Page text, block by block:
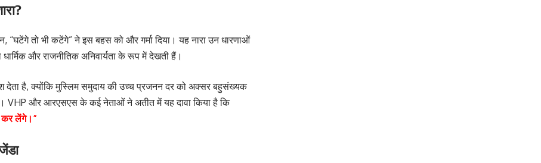
“घटेंगे तो भी कटेंगे” ने इस बहस को और गर्मा दिया। यह नारा उन धारणाओं
और राजनीतिक अनिवार्यता के रूप में देखती हैं।
देता है, क्योंकि मुस्लिम समुदाय की उच्च प्रजनन दर को अक्सर बहुसंख्यक
VHP और आरएसएस के कई नेताओं ने अतीत में यह दावा किया है कि
कर लेंगे।”